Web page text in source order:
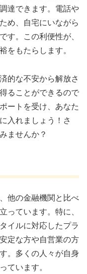
達できます。電話や
め、自宅にいながら
す。この利便性が、
をもたらします。
的な不安から解放さ
ることができるので
ートを受け、あなた
入れましょう！さ
ませんか？
他の金融機関と比べ
っています。特に、
イルに対応したプラ
定な方や自営業の方
。多くの人々が自身
ています。